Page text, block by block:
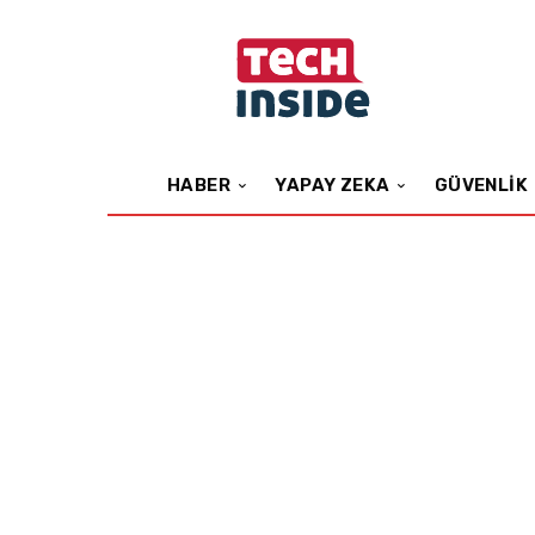
HABER YAPAY ZEKA GÜVENLIK